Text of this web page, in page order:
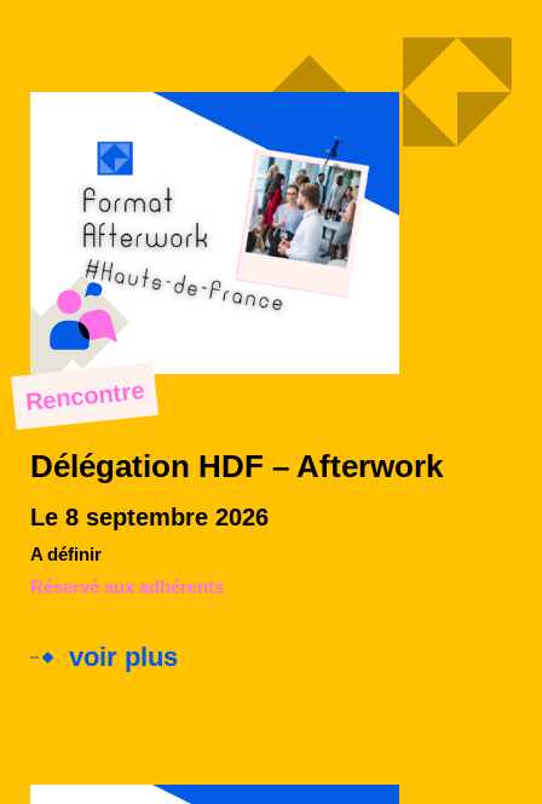
Rencontre
Délégation HDF – Afterwork
Le 8 septembre 2026
A définir
Réservé aux adhérents
voir plus